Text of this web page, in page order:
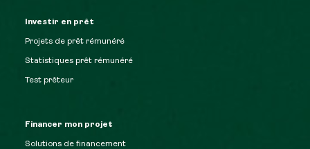
Investir en prêt
Projets de prêt rémunéré
Statistiques prêt rémunéré
Test prêteur
Financer mon projet
Solutions de financement